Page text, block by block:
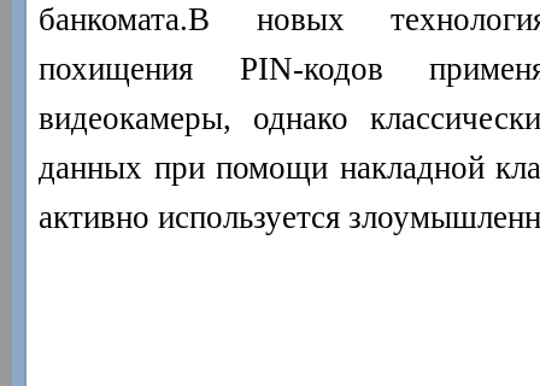
банкомата.В новых
похищения PIN-кодов
видеокамеры, однако
данных при помощи накладной
активно используется